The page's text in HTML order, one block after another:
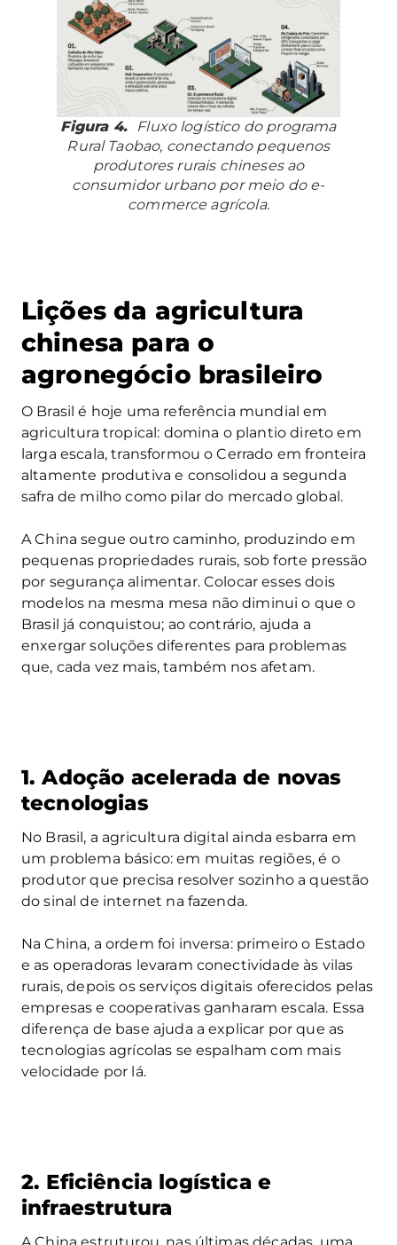
Figura 4. Fluxo logístico do programa
Rural Taobao, conectando pequenos
produtores rurais chineses ao
consumidor urbano por meio do e-
commerce agrícola.
Lições da agricultura
chinesa para o
agronegócio brasileiro
O Brasil é hoje uma referência mundial em
agricultura tropical: domina o plantio direto em
larga escala, transformou o Cerrado em fronteira
altamente produtiva e consolidou a segunda
safra de milho como pilar do mercado global.
A China segue outro caminho, produzindo em
pequenas propriedades rurais, sob forte pressão
por segurança alimentar. Colocar esses dois
modelos na mesma mesa não diminui o que o
Brasil já conquistou; ao contrário, ajuda a
enxergar soluções diferentes para problemas
que, cada vez mais, também nos afetam.
1. Adoção acelerada de novas
tecnologias
No Brasil, a agricultura digital ainda esbarra em
um problema básico: em muitas regiões, é o
produtor que precisa resolver sozinho a questão
do sinal de internet na fazenda.
Na China, a ordem foi inversa: primeiro o Estado
e as operadoras levaram conectividade às vilas
rurais, depois os serviços digitais oferecidos pelas
empresas e cooperativas ganharam escala. Essa
diferença de base ajuda a explicar por que as
tecnologias agrícolas se espalham com mais
velocidade por lá.
2. Eficiência logística e
infraestrutura